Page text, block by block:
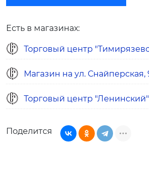
Есть в магазинах:
Торговый центр
Магазин на ул. Снайперская,
Торговый центр "Ленинский"
Поделится